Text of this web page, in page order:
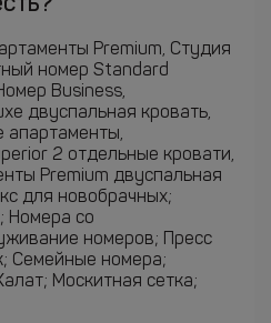
Premium, Студия
номер Standard
Business,
двуспальная кровать,
апартаменты,
2 отдельные кровати,
Premium двуспальная
для новобрачных;
Номера со
номеров; Пресс
Семейные номера;
Москитная сетка;